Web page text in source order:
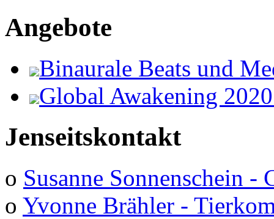
Angebote
Binaurale Beats und
Global Awakening
Jenseitskontakt
o Susanne Sonnenschein -
o Yvonne Brähler -